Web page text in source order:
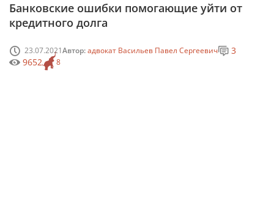
Банковские ошибки помогающие уйти от
кредитного долга
23.07.2021Автор:адвокат Васильев Павел Сергеевич
8
3
9652